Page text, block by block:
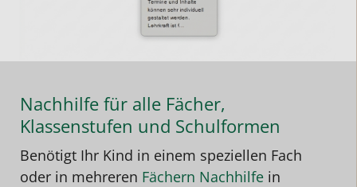
Nachhilfe für alle Fächer,
Klassenstufen und Schulformen
Benötigt Ihr Kind in einem speziellen Fach
oder in mehreren Fächern Nachhilfe in